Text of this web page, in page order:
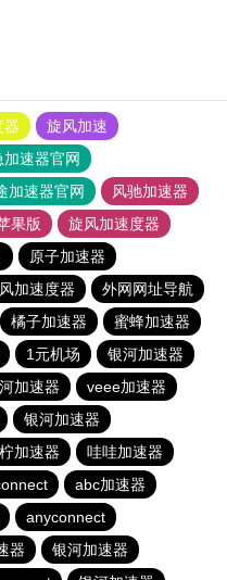
器
旋风加速
加速器官网
加速器官网
风驰加速器
果版
旋风加速度器
原子加速器
加速度器
外网网址导航
橘子加速器
蜜蜂加速器
1元机场
银河加速器
加速器
veee加速器
银河加速器
加速器
哇哇加速器
abc加速器
anyconnect
器
银河加速器